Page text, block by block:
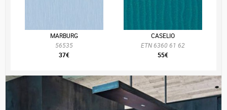
MARBURG
56535
37€
CASELIO
ETN 6360 61 62
55€